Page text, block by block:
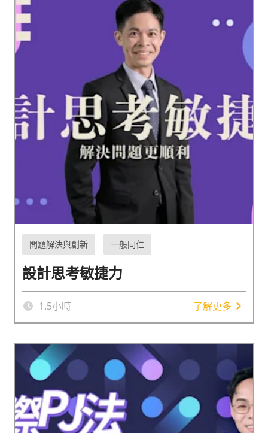
問題解決與創新 一般同仁
設計思考敏捷力
1.5小時 了解更多